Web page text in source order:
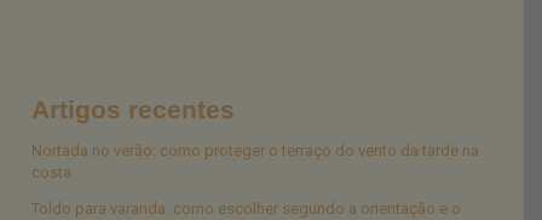
Artigos recentes
Nortada no verão: como proteger o terraço do vento da tarde na
costa
Toldo para varanda: como escolher segundo a orientação e o